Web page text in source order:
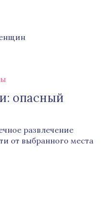
опасный
развлечение
от выбранного места